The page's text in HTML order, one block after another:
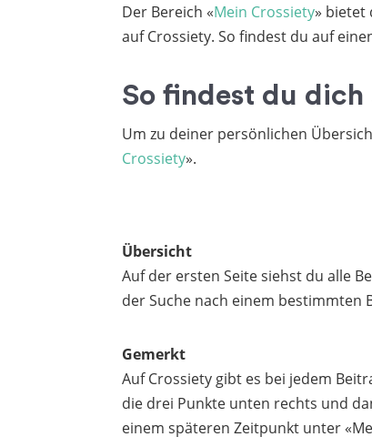
Der Bereich «Mein Crossiety» bietet
auf Crossiety. So findest du auf
So findest du
Um zu deiner persönlichen
Crossiety».
Übersicht
Auf der ersten Seite siehst du alle
der Suche nach einem bestimmten
Gemerkt
Auf Crossiety gibt es bei jedem
die drei Punkte unten rechts und
einem späteren Zeitpunkt unter